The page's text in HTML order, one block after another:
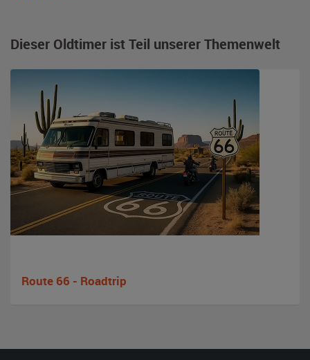
Dieser Oldtimer ist Teil unserer Themenwelt
Route 66 - Roadtrip